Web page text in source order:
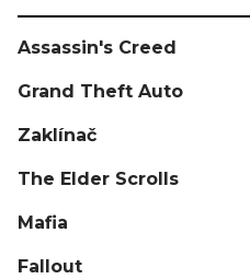
Assassin's Creed
Grand Theft Auto
Zaklínač
The Elder Scrolls
Mafia
Fallout